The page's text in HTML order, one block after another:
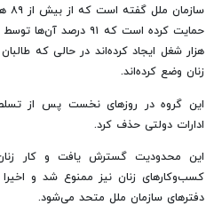
هزار شغل ایجاد کرده‌اند در حالی که
زنان وضع کرده‌اند.
این گروه در روزهای نخست پس از تسلط
ادارات دولتی حذف کرد.
این محدودیت گسترش یافت و کار
کسب‌وکارهای زنان نیز ممنوع شد و اخیرا
دفترهای سازمان ملل متحد می‌شود.